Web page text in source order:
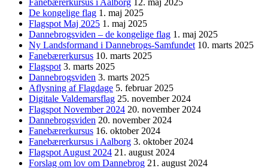
Fanebærerkursus i Aalborg 12. maj 2025
De kongelige flag 1. maj 2025
Flagspot Maj 2025 1. maj 2025
Dannebrogsviden – de kongelige flag 1. maj 2025
Ny Landsformand i Dannebrogs-Samfundet 10. marts 2025
Fanebærerkursus 10. marts 2025
Flagspot 3. marts 2025
Dannebrogsviden 3. marts 2025
Aflysning af Flagdage 5. februar 2025
Digitale Valdemarsflag 25. november 2024
Flagspot November 2024 20. november 2024
Dannebrogsviden 20. november 2024
Fanebærerkursus 16. oktober 2024
Fanebærerkursus i Aalborg 3. oktober 2024
Flagspot August 2024 21. august 2024
Forslag om lov om Dannebrog 21. august 2024